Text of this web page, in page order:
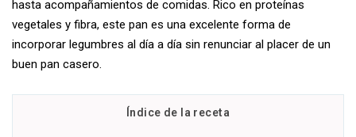
hasta acompañamientos de comidas. Rico en proteínas
vegetales y fibra, este pan es una excelente forma de
incorporar legumbres al día a día sin renunciar al placer de un
buen pan casero.
Índice de la receta